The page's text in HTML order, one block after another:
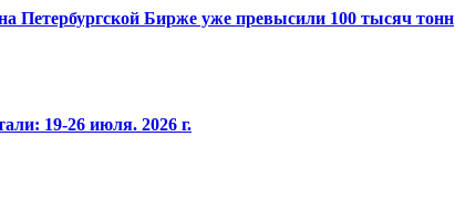
Петербургской Бирже уже превысили 100 тысяч тонн
19-26 июля. 2026 г.